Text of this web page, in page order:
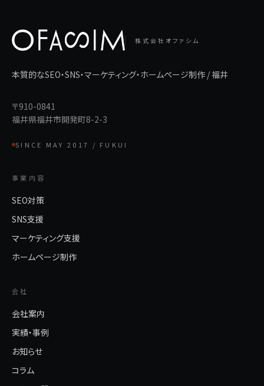
株式会社オファシム
本質的なSEO・SNS・マーケティング・ホームページ制作 / 福井
〒910-0841
福井県福井市開発町8-2-3
SINCE MAY 2017 / FUKUI
事業内容
SEO対策
SNS支援
マーケティング支援
ホームページ制作
会社
会社案内
実績・事例
お知らせ
コラム